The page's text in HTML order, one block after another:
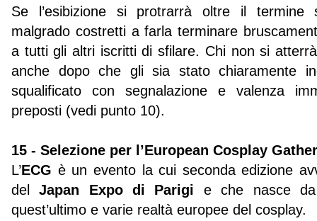
Se l’esibizione si protrarrà oltre il termine
malgrado costretti a farla terminare
a tutti gli altri iscritti di sfilare. Chi non si
anche dopo che gli sia stato chiaramente
squalificato con segnalazione e valenza
preposti (vedi punto 10).
15 - Selezione per l’European Cosplay
L’ECG è un evento la cui seconda edizione
delJapan Expo di Parigi e che nasce da
quest’ultimo e varie realtà europee del cosplay.